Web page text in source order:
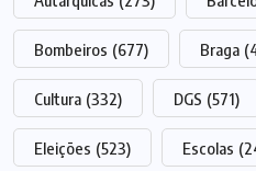
Bombeiros (677) Braga
Cultura (332) DGS (571)
Eleições (523) Escolas